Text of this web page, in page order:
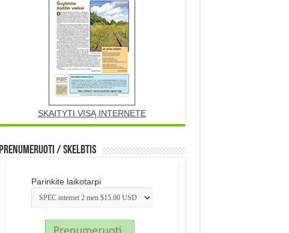
SKAITYTI VISĄ INTERNETE
Prenumeruoti / Skelbtis
Parinkite laikotarpi